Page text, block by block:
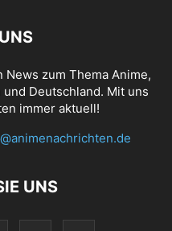
zum Thema Anime,
und Deutschland. Mit uns
immer aktuell!
UNS